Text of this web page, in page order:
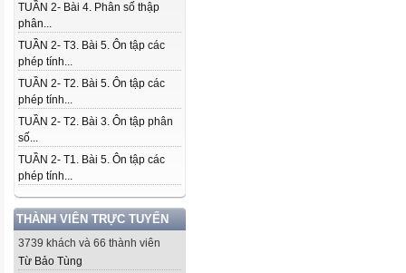
TUẦN 2- Bài 4. Phân số thập
phân...
TUẦN 2- T3. Bài 5. Ôn tập các
phép tính...
TUẦN 2- T2. Bài 5. Ôn tập các
phép tính...
TUẦN 2- T2. Bài 3. Ôn tập phân
số...
TUẦN 2- T1. Bài 5. Ôn tập các
phép tính...
THÀNH VIÊN TRỰC TUYẾN
3739 khách và 66 thành viên
Từ Bảo Tùng